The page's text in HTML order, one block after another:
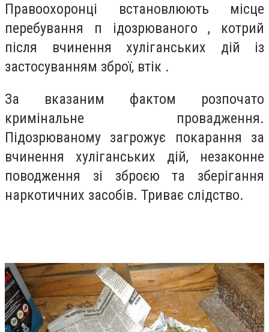
Правоохоронці встановлюють місце
перебування п ідозрюваного , котрий
після вчинення хуліганських дій із
застосуванням зброї, втік .
За вказаним фактом розпочато
кримінальне провадження.
Підозрюваному загрожує покарання за
вчинення хуліганських дій, незаконне
поводження зі зброєю та зберігання
наркотичних засобів. Триває слідство.